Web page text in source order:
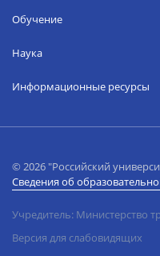
Обучение
Наука
Информационные ресурсы
© 2026 "Российский
Сведения об
Учредитель: Министерство
Версия для слабовидящих